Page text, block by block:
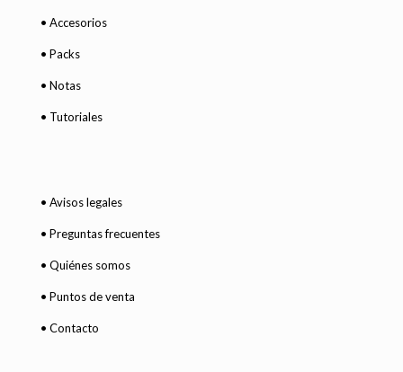
• Accesorios
• Packs
• Notas
• Tutoriales
• Avisos legales
• Preguntas frecuentes
• Quiénes somos
• Puntos de venta
• Contacto